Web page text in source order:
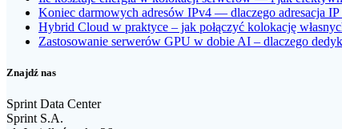
Koniec darmowych adresów IPv4 — dlaczego adresacja
Hybrid Cloud w praktyce – jak połączyć kolokację
Zastosowanie serwerów GPU w dobie AI – dlaczego
Znajdź nas
Sprint Data Center
Sprint S.A.